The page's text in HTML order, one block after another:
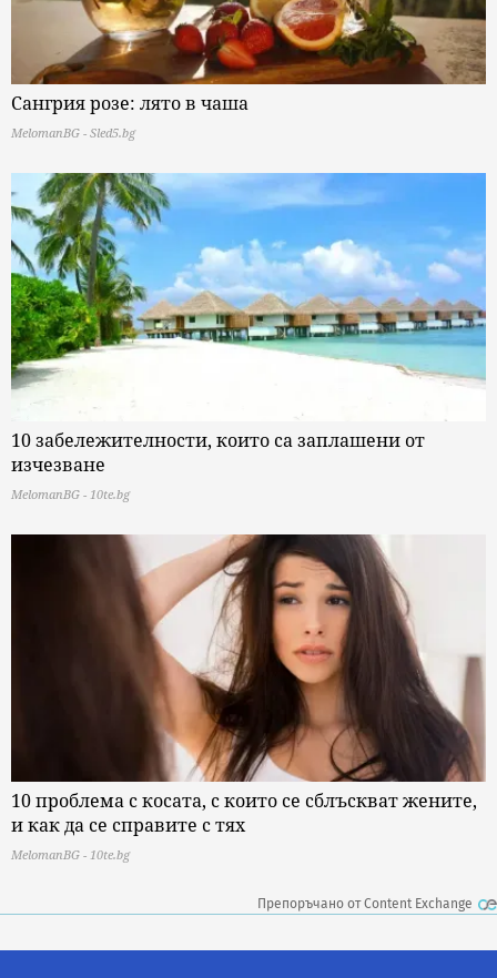
Сангрия розе: лято в чаша
MelomanBG - Sled5.bg
10 забележителности, които са заплашени от
изчезване
MelomanBG - 10te.bg
10 проблема с косата, с които се сблъскват жените,
и как да се справите с тях
MelomanBG - 10te.bg
Препоръчано от Content Exchange